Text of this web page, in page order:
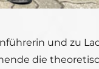
und zu
die